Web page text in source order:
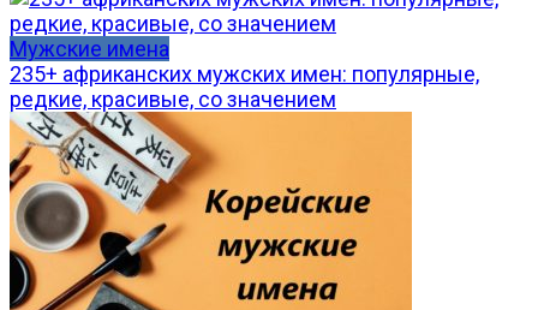
Мужские имена
235+ африканских мужских имен: популярные,
редкие, красивые, со значением